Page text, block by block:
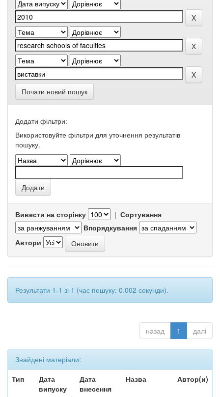
Почати новий пошук
Додати фільтри:
Використовуйте фільтри для уточнення результатів
пошуку.
Вивести на сторінку | Сортування
Впорядкування
Автори
Результати 1-1 зі 1 (час пошуку: 0.002 секунди).
назад 1 далі
Знайдені матеріали:
Тип
Дата
випуску
Дата
внесення
Назва Автор(и)